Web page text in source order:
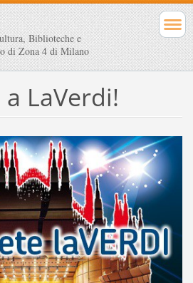
Biblioteche e
di Zona 4 di Milano
LaVerdi!